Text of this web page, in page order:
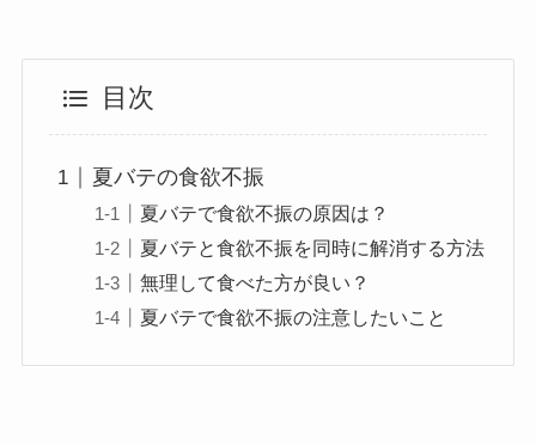
目次
夏バテの食欲不振
夏バテで食欲不振の原因は？
夏バテと食欲不振を同時に解消する方法
無理して食べた方が良い？
夏バテで食欲不振の注意したいこと